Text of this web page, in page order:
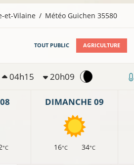
et-Vilaine Météo Guichen 35580
TOUT PUBLIC AGRICULTURE
04h15 20h09
°C
DIMANCHE 09
16°C 34°C